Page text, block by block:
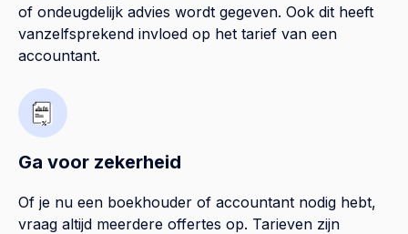
of ondeugdelijk advies wordt gegeven. Ook dit heeft
vanzelfsprekend invloed op het tarief van een
accountant.
Ga voor zekerheid
Of je nu een boekhouder of accountant nodig hebt,
vraag altijd meerdere offertes op. Tarieven zijn